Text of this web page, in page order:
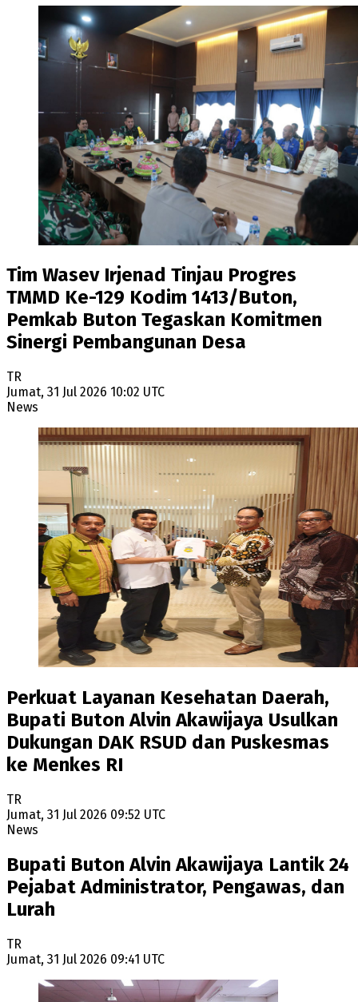
Tim Wasev Irjenad Tinjau Progres
TMMD Ke-129 Kodim 1413/Buton,
Pemkab Buton Tegaskan Komitmen
Sinergi Pembangunan Desa
TR
Jumat, 31 Jul 2026 10:02 UTC
News
Perkuat Layanan Kesehatan Daerah,
Bupati Buton Alvin Akawijaya Usulkan
Dukungan DAK RSUD dan Puskesmas
ke Menkes RI
TR
Jumat, 31 Jul 2026 09:52 UTC
News
Bupati Buton Alvin Akawijaya Lantik 24
Pejabat Administrator, Pengawas, dan
Lurah
TR
Jumat, 31 Jul 2026 09:41 UTC